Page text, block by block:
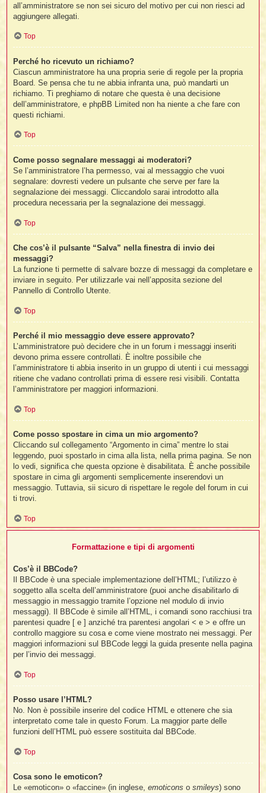
all’amministratore se non sei sicuro del motivo per cui non riesci ad
aggiungere allegati.
Top
Perché ho ricevuto un richiamo?
Ciascun amministratore ha una propria serie di regole per la propria
Board. Se pensa che tu ne abbia infranta una, può mandarti un
richiamo. Ti preghiamo di notare che questa è una decisione
dell’amministratore, e phpBB Limited non ha niente a che fare con
questi richiami.
Top
Come posso segnalare messaggi ai moderatori?
Se l’amministratore l’ha permesso, vai al messaggio che vuoi
segnalare: dovresti vedere un pulsante che serve per fare la
segnalazione dei messaggi. Cliccandolo sarai introdotto alla
procedura necessaria per la segnalazione dei messaggi.
Top
Che cos’è il pulsante “Salva” nella finestra di invio dei
messaggi?
La funzione ti permette di salvare bozze di messaggi da completare e
inviare in seguito. Per utilizzarle vai nell’apposita sezione del
Pannello di Controllo Utente.
Top
Perché il mio messaggio deve essere approvato?
L’amministratore può decidere che in un forum i messaggi inseriti
devono prima essere controllati. È inoltre possibile che
l’amministratore ti abbia inserito in un gruppo di utenti i cui messaggi
ritiene che vadano controllati prima di essere resi visibili. Contatta
l’amministratore per maggiori informazioni.
Top
Come posso spostare in cima un mio argomento?
Cliccando sul collegamento “Argomento in cima” mentre lo stai
leggendo, puoi spostarlo in cima alla lista, nella prima pagina. Se non
lo vedi, significa che questa opzione è disabilitata. È anche possibile
spostare in cima gli argomenti semplicemente inserendovi un
messaggio. Tuttavia, sii sicuro di rispettare le regole del forum in cui
ti trovi.
Top
Formattazione e tipi di argomenti
Cos’è il BBCode?
Il BBCode è una speciale implementazione dell’HTML; l’utilizzo è
soggetto alla scelta dell’amministratore (puoi anche disabilitarlo di
messaggio in messaggio tramite l’opzione nel modulo di invio
messaggi). Il BBCode è simile all’HTML, i comandi sono racchiusi tra
parentesi quadre [ e ] anziché tra parentesi angolari < e > e offre un
controllo maggiore su cosa e come viene mostrato nei messaggi. Per
maggiori informazioni sul BBCode leggi la guida presente nella pagina
per l’invio dei messaggi.
Top
Posso usare l’HTML?
No. Non è possibile inserire del codice HTML e ottenere che sia
interpretato come tale in questo Forum. La maggior parte delle
funzioni dell’HTML può essere sostituita dal BBCode.
Top
Cosa sono le emoticon?
Le «emoticon» o «faccine» (in inglese,emoticons osmileys) sono